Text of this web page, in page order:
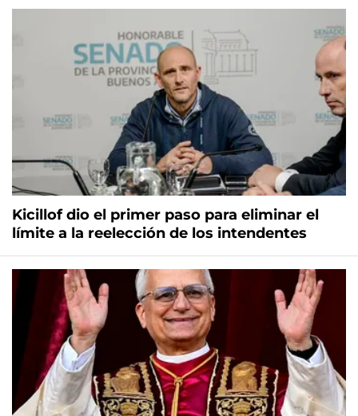
Kicillof dio el primer paso para eliminar el
límite a la reelección de los intendentes